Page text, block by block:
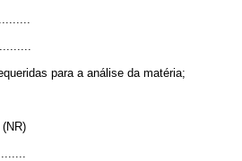
para a análise da matéria;